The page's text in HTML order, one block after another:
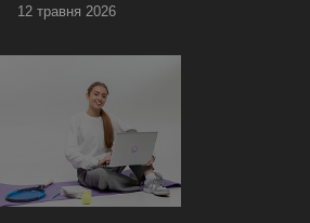
12 травня 2026